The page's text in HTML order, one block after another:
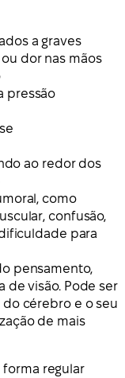
a graves
dor nas mãos
pressão
ao redor dos
como
confusão,
para
pensamento,
de visão. Pode ser
cérebro e o seu
de mais
forma regular